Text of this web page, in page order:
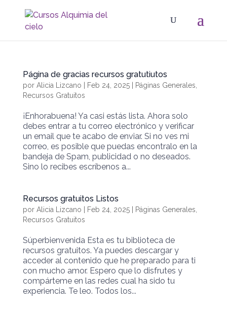
Página de gracias recursos gratutiutos
por Alicia Lizcano Feb 24, 2025| Páginas Generales
Recursos Gratuitos
¡Enhorabuena! Ya casi estás lista. Ahora solo
debes entrar a tu correo electrónico y verificar
un email que te acabo de enviar. Si no ves mi
correo, es posible que puedas encontralo en la
bandeja de Spam, publicidad o no deseados.
Sino lo recibes escríbenos a...
Recursos gratuitos Listos
por Alicia Lizcano Feb 24, 2025| Páginas Generales
Recursos Gratuitos
Súperbienvenida Esta es tu biblioteca de
recursos gratuitos. Ya puedes descargar y
acceder al contenido que he preparado para ti
con mucho amor. Espero que lo disfrutes y
compárteme en las redes cual ha sido tu
experiencia. Te leo. Todos los...